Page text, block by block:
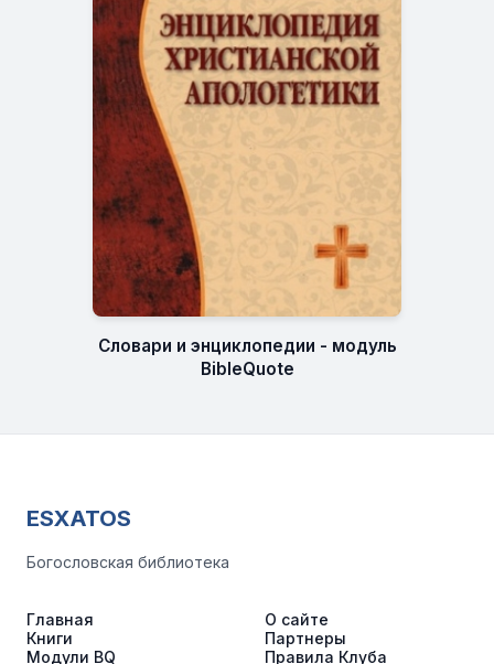
Словари и энциклопедии - модуль
BibleQuote
ESXATOS
Богословская библиотека
Главная
Книги
Модули BQ
О сайте
Партнеры
Правила Клуба